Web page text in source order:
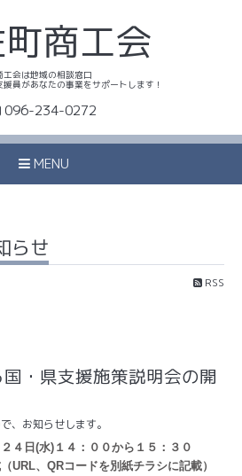
商工会
工会は地域の相談窓口
員があなたの事業をサポートします！
096-234-0272
MENU
らせ
RSS
・県支援施策説明会の開
、お知らせします。
４日(水)１４：００から１５：３０
URL、QRコードを別紙チラシに記載）